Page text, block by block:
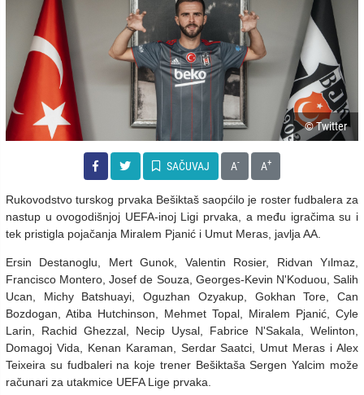
© Twitter
SAČUVAJ A- A+
Rukovodstvo turskog prvaka Bešiktaš saopćilo je roster fudbalera za
nastup u ovogodišnjoj UEFA-inoj Ligi prvaka, a među igračima su i
tek pristigla pojačanja Miralem Pjanić i Umut Meras, javlja AA.
Ersin Destanoglu, Mert Gunok, Valentin Rosier, Ridvan Yılmaz,
Francisco Montero, Josef de Souza, Georges-Kevin N'Koduou, Salih
Ucan, Michy Batshuayi, Oguzhan Ozyakup, Gokhan Tore, Can
Bozdogan, Atiba Hutchinson, Mehmet Topal, Miralem Pjanić, Cyle
Larin, Rachid Ghezzal, Necip Uysal, Fabrice N'Sakala, Welinton,
Domagoj Vida, Kenan Karaman, Serdar Saatci, Umut Meras i Alex
Teixeira su fudbaleri na koje trener Bešiktaša Sergen Yalcim može
računari za utakmice UEFA Lige prvaka.